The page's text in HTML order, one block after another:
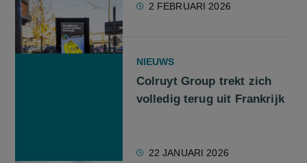
2 FEBRUARI 2026
NIEUWS
Colruyt Group trekt zich
volledig terug uit Frankrijk
22 JANUARI 2026